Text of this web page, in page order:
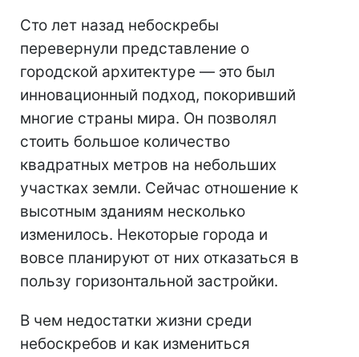
Сто лет назад небоскребы
перевернули представление о
городской архитектуре — это был
инновационный подход, покоривший
многие страны мира. Он позволял
стоить большое количество
квадратных метров на небольших
участках земли. Сейчас отношение к
высотным зданиям несколько
изменилось. Некоторые города и
вовсе планируют от них отказаться в
пользу горизонтальной застройки.
В чем недостатки жизни среди
небоскребов и как измениться